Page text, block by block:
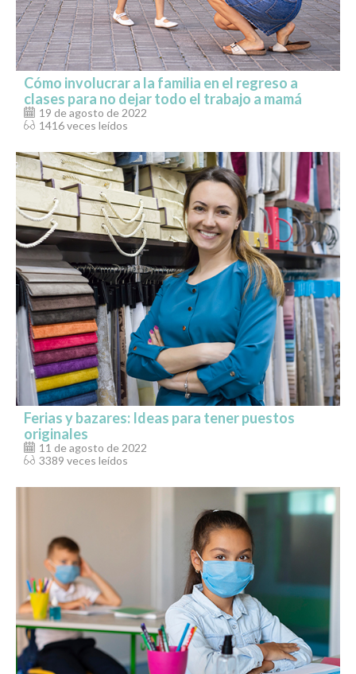
Cómo involucrar a la familia en el regreso a
clases para no dejar todo el trabajo a mamá
19 de agosto de 2022
1416 veces leídos
Ferias y bazares: Ideas para tener puestos
originales
11 de agosto de 2022
3389 veces leídos